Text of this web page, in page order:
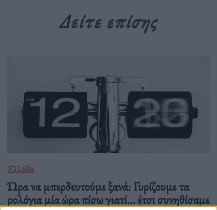
Δείτε επίσης
Ελλάδα
Ώρα να μπερδευτούμε ξανά: Γυρίζουμε τα
ρολόγια μία ώρα πίσω γιατί… έτσι συνηθίσαμε